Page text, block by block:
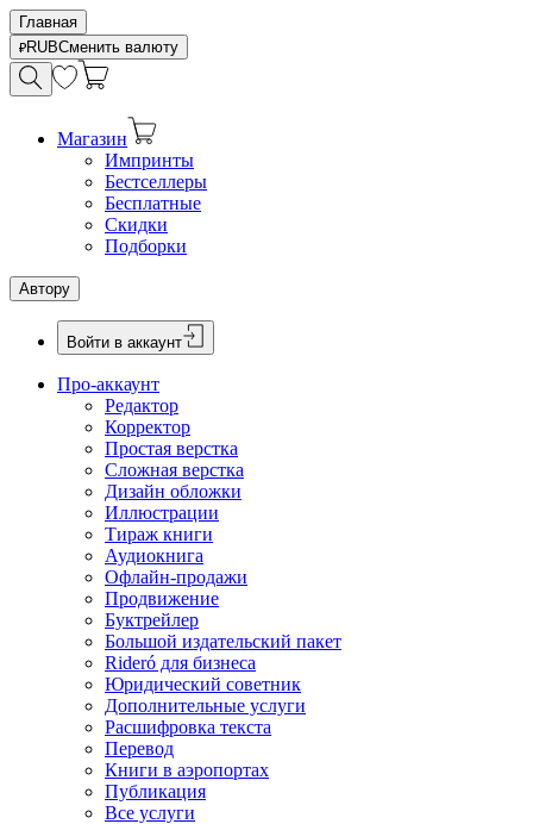
Главная
RUBСменить валюту
Магазин
Импринты
Бестселлеры
Бесплатные
Скидки
Подборки
Автору
Войти в аккаунт
Про-аккаунт
Редактор
Корректор
Простая верстка
Сложная верстка
Дизайн обложки
Иллюстрации
Тираж книги
Аудиокнига
Офлайн-продажи
Продвижение
Буктрейлер
Большой издательский пакет
Rideró для бизнеса
Юридический советник
Дополнительные услуги
Расшифровка текста
Перевод
Книги в аэропортах
Публикация
Все услуги